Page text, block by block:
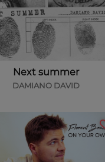
Next summer
DAMIANO DAVID